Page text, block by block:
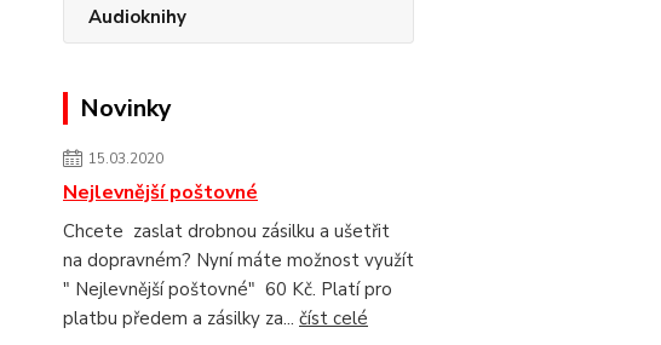
Audioknihy
Novinky
15.03.2020
Nejlevnější poštovné
Chcete zaslat drobnou zásilku a ušetřit
na dopravném? Nyní máte možnost využít
" Nejlevnější poštovné" 60 Kč. Platí pro
platbu předem a zásilky za... číst celé